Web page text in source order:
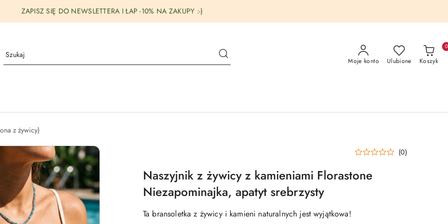
ZAPISZ SIĘ DO NEWSLETTERA I ŁAP -10% NA ZAKUPY :-)
Moje konto Ulubione Koszyk
0
z żywicy)
(0)
Naszyjnik z żywicy z kamieniami Florastone
Niezapominajka, apatyt srebrzysty
Ta bransoletka z żywicy i kamieni naturalnych jest wyjątkowa!